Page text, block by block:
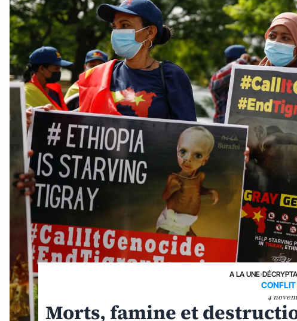
A LA UNE›
4
Morts, famine et